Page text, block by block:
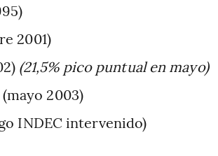
2001)
(21,5% pico puntual en mayo)
(mayo 2003)
INDEC intervenido)